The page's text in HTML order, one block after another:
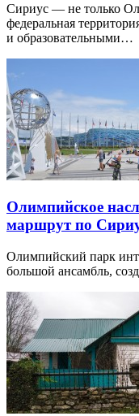
Сириус — не только
федеральная
и образовательными…
Олимпийское
маршрут по
Олимпийский парк
большой ансамбль,